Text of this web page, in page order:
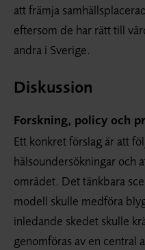
att främja
eftersom de har rätt till
andra i Sverige.
Diskussion
Forskning, policy och
Ett konkret förslag är att
hälsoundersökningar och
området. Det tänkbara
modell skulle medföra
inledande skedet skulle
genomföras av en central